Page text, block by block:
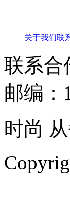
关于我们联
联系合
邮编：
时尚